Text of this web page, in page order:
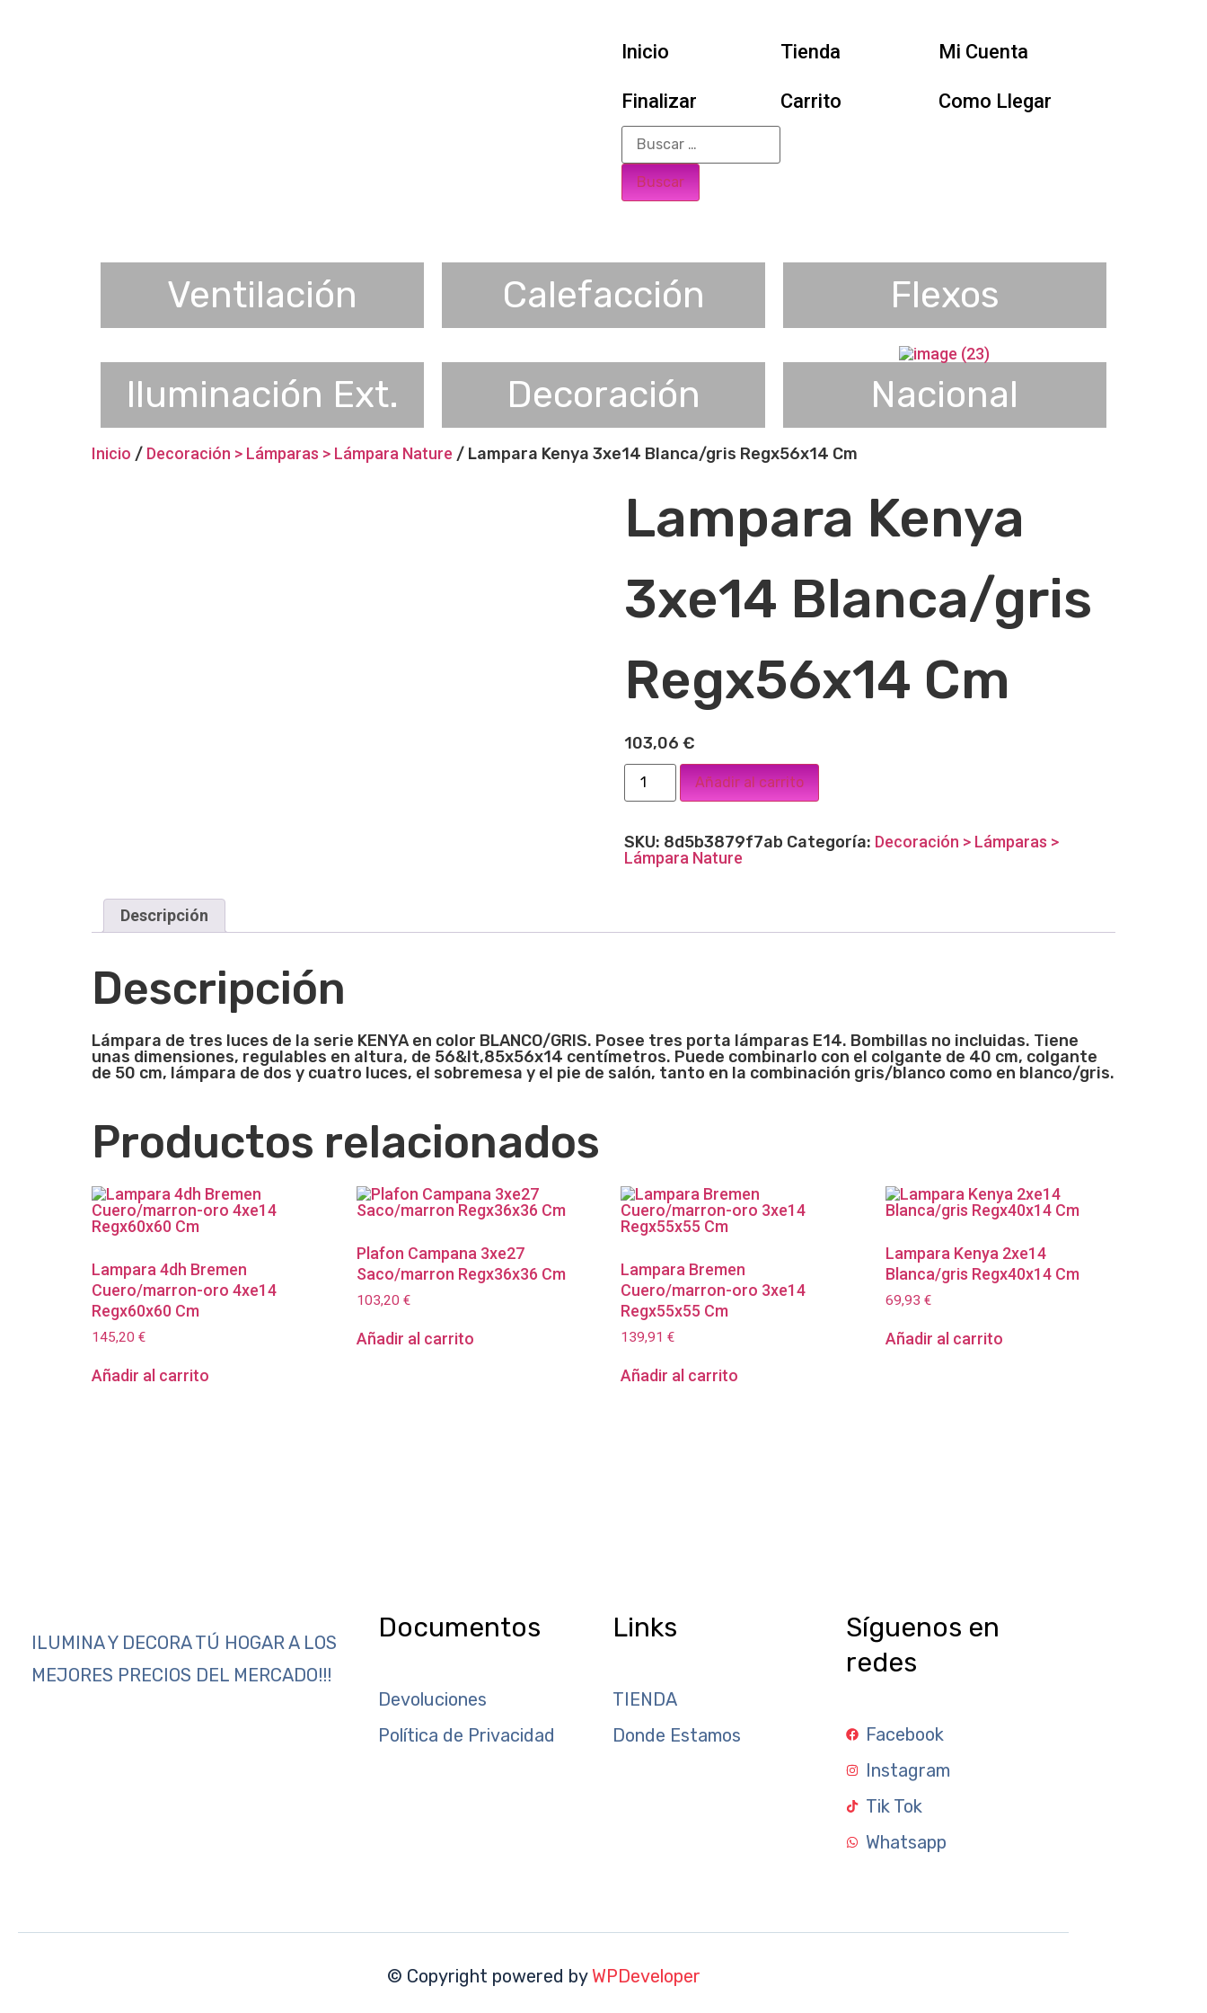
Inicio Tienda Mi Cuenta
Finalizar Carrito Como Llegar
Ventilación Calefacción Flexos
Iluminación Ext. Decoración Nacional
Inicio / Decoración > Lámparas > Lámpara Nature / Lampara Kenya 3xe14 Blanca/gris Regx56x14 Cm
Lampara Kenya
3xe14 Blanca/gris
Regx56x14 Cm
103,06 €
Añadir al carrito
SKU: 8d5b3879f7ab Categoría: Decoración > Lámparas >
Lámpara Nature
Descripción
Descripción
Lámpara de tres luces de la serie KENYA en color BLANCO/GRIS. Posee tres porta lámparas E14. Bombillas no incluidas. Tiene
unas dimensiones, regulables en altura, de 56&lt,85x56x14 centímetros. Puede combinarlo con el colgante de 40 cm, colgante
de 50 cm, lámpara de dos y cuatro luces, el sobremesa y el pie de salón, tanto en la combinación gris/blanco como en blanco/gris.
Productos relacionados
Lampara 4dh Bremen
Cuero/marron-oro 4xe14
Regx60x60 Cm
145,20 €
Añadir al carrito
Plafon Campana 3xe27
Saco/marron Regx36x36 Cm
103,20 €
Añadir al carrito
Lampara Bremen
Cuero/marron-oro 3xe14
Regx55x55 Cm
139,91€
Añadir al carrito
Lampara Kenya 2xe14
Blanca/gris Regx40x14 Cm
69,93€
Añadir al carrito
ILUMINA Y DECORA TÚ HOGAR A LOS
MEJORES PRECIOS DEL MERCADO!!!
Documentos
Devoluciones
Política de Privacidad
Links
TIENDA
Donde Estamos
Síguenos en
redes
Facebook
Instagram
Tik Tok
Whatsapp
© Copyright powered by WPDeveloper